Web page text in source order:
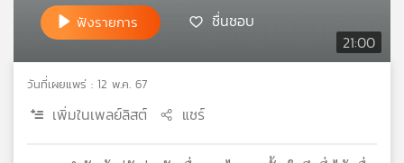
ข่าย
วิทยุ
21:00
ฟังรายการ ชื่นชอบ
วันที่เผยแพร่ : 12 พ.ค. 67
เพิ่มในเพลย์ลิสต์ แชร์